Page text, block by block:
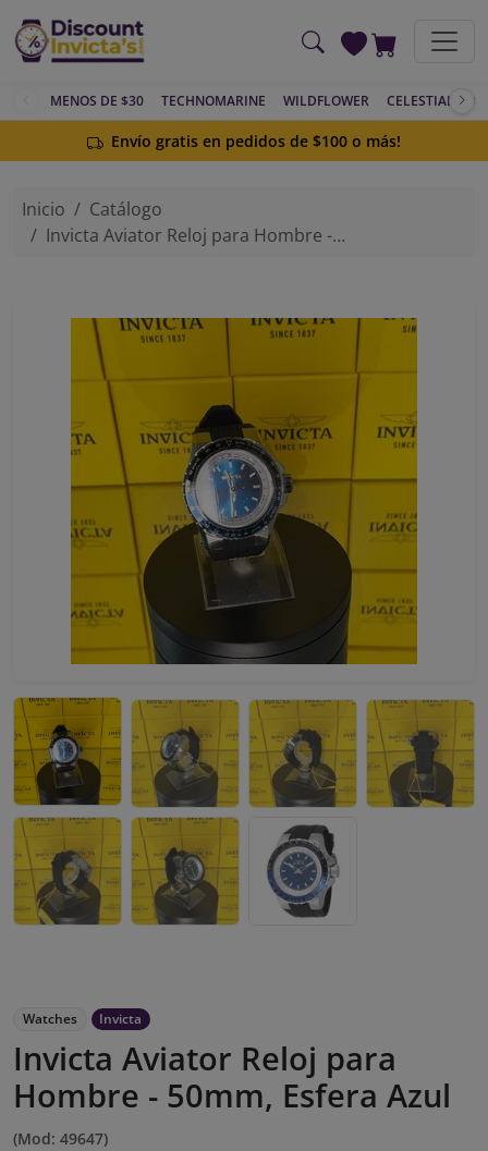
MENOS DE $30 TECHNOMARINE WILDFLOWER CELESTIAL
Envío gratis en pedidos de $100 o más!
Inicio
Catálogo
Invicta Aviator Reloj para Hombre - 50mm, Esfera Azul
Watches Invicta
Invicta Aviator Reloj para
Hombre - 50mm, Esfera Azul
(Mod: 49647)